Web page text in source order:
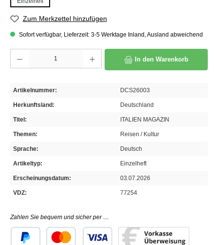
Zum Merkzettel hinzufügen
Sofort verfügbar, Lieferzeit: 3-5 Werktage Inland, Ausland abweichend
In den Warenkorb
Artikelnummer: DCS26003
Herkunftsland: Deutschland
Titel: ITALIEN MAGAZIN
Themen: Reisen / Kultur
Sprache: Deutsch
Artikeltyp: Einzelheft
Erscheinungsdatum: 03.07.2026
VDZ: 77254
Zahlen Sie bequem und sicher per …